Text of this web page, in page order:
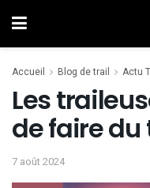
Accueil Blog de trail Actu
Les
de faire
7 août 2024